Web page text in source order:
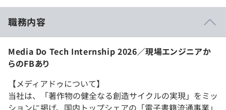
職務内容
Media Do Tech Internship 2026／現場エンジニアか
らのFBあり
【メディアドゥについて】
当社は、「著作物の健全なる創造サイクルの実現」をミッ